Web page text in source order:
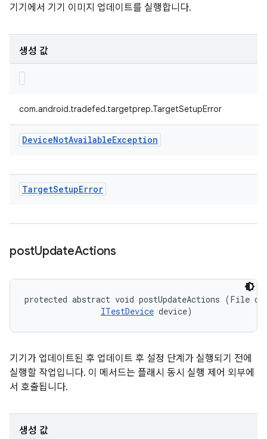
기기에서 기기 이미지 업데이트를 실행합니다.
생성 값
com.android.tradefed.targetprep.TargetSetupError
DeviceNotAvailableException
TargetSetupError
postUpdateActions
protected abstract void postUpdateActions (File
ITestDevice device)
기기가 업데이트된 후 업데이트 후 설정 단계가 실행되기 전에
실행할 작업입니다. 이 메서드는 플래시 동시 실행 제어 외부에
서 호출됩니다.
생성 값